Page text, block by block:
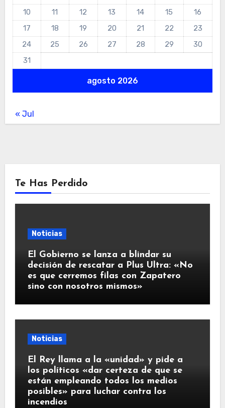
agosto 2026
10
11 12 13 14 15
16
17
18 19 20 21 22
23
24
25 26 27 28 29
30
31
« Jul
Te Has Perdido
Noticias
El Gobierno se lanza a blindar su
decisión de rescatar a Plus Ultra: «No
es que cerremos filas con Zapatero
sino con nosotros mismos»
Noticias
El Rey llama a la «unidad» y pide a
los políticos «dar certeza de que se
están empleando todos los medios
posibles» para luchar contra los
incendios